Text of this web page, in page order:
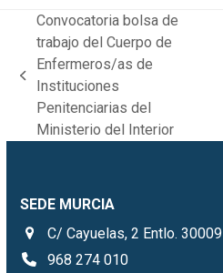
previous
post:
Convocatoria bolsa de
trabajo del Cuerpo de
Enfermeros/as de
Instituciones
Penitenciarias del
Ministerio del Interior
SEDE MURCIA
C/ Cayuelas, 2 Entlo. 30009
968 274 010